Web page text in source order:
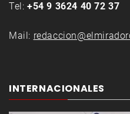
Tel: +54 9 3624 40 72 37
Mail:
INTERNACIONALES